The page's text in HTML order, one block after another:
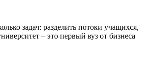
задач: разделить потоки учащихся,
– это первый вуз от бизнеса